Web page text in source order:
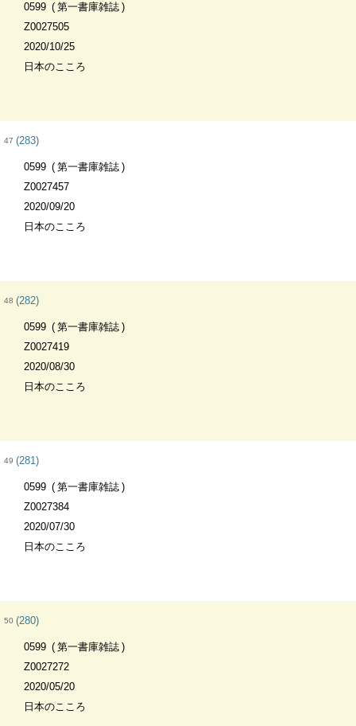
0599
第一書庫雑誌
Z0027505
2020/10/25
日本のこころ
47 (283)
0599
第一書庫雑誌
Z0027457
2020/09/20
日本のこころ
48 (282)
0599
第一書庫雑誌
Z0027419
2020/08/30
日本のこころ
49 (281)
0599
第一書庫雑誌
Z0027384
2020/07/30
日本のこころ
50 (280)
0599
第一書庫雑誌
Z0027272
2020/05/20
日本のこころ